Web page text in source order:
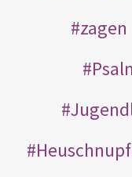
zagen